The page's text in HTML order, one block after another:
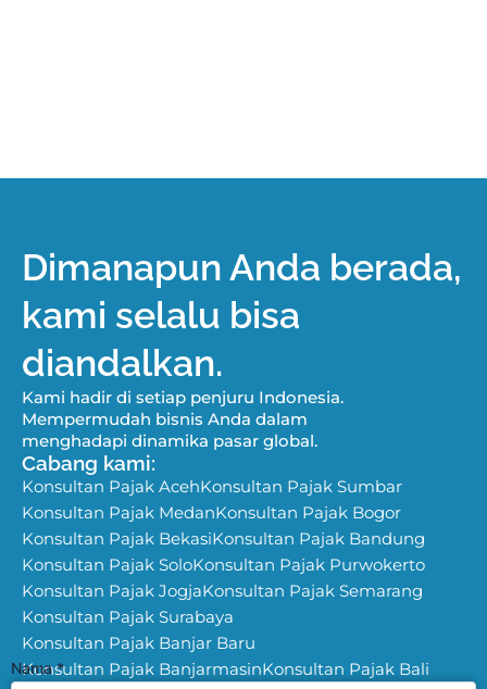
Dimanapun Anda berada,
kami selalu bisa
diandalkan.
Kami hadir di setiap penjuru Indonesia.
Mempermudah bisnis Anda dalam
menghadapi dinamika pasar global.
Cabang kami:
Konsultan Pajak AcehKonsultan Pajak Sumbar
Konsultan Pajak MedanKonsultan Pajak Bogor
Konsultan Pajak BekasiKonsultan Pajak Bandung
Konsultan Pajak SoloKonsultan Pajak Purwokerto
Konsultan Pajak JogjaKonsultan Pajak Semarang
Konsultan Pajak Surabaya
Konsultan Pajak Banjar Baru
Konsultan Pajak BanjarmasinKonsultan Pajak Bali
Nama*